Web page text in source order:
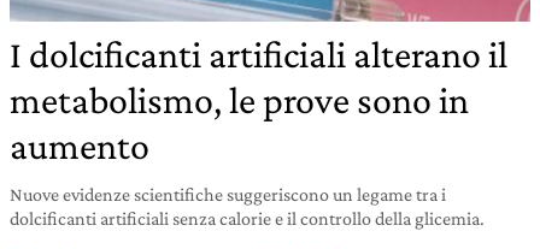
I dolcificanti artificiali alterano il
metabolismo, le prove sono in
aumento
Nuove evidenze scientifiche suggeriscono un legame tra i
dolcificanti artificiali senza calorie e il controllo della glicemia.